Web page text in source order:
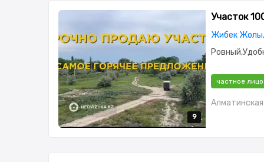
9
9
9
9
9
Участок
Жибек
частное лицо
Алматинская